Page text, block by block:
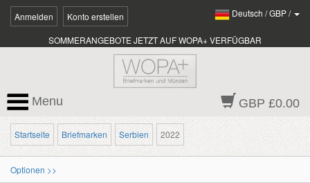
Anmelden Konto erstellen Deutsch /GBP/
SOMMERANGEBOTE JETZT AUF WOPA+ VERFÜGBAR
GBP £0.00
Menu
Startseite Briefmarken Serbien 2022
Optionen >>